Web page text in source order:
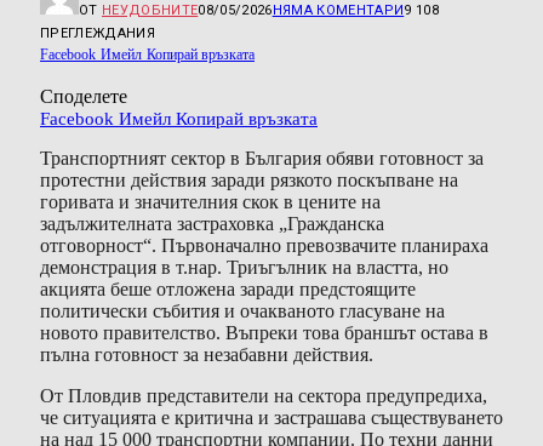
ОТ НЕУДОБНИТЕ08/05/2026НЯМА КОМЕНТАРИ9 108
ПРЕГЛЕЖДАНИЯ
Facebook Имейл Копирай връзката
Споделете
Facebook Имейл Копирай връзката
Транспортният сектор в България обяви готовност за
протестни действия заради рязкото поскъпване на
горивата и значителния скок в цените на
задължителната застраховка „Гражданска
отговорност“. Първоначално превозвачите планираха
демонстрация в т.нар. Триъгълник на властта, но
акцията беше отложена заради предстоящите
политически събития и очакваното гласуване на
новото правителство. Въпреки това браншът остава в
пълна готовност за незабавни действия.
От Пловдив представители на сектора предупредиха,
че ситуацията е критична и застрашава съществуването
на над 15 000 транспортни компании. По техни данни